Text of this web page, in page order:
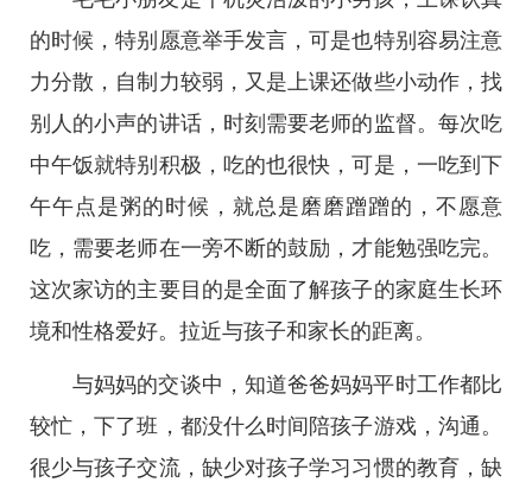
的时候，特别愿意举手发言，可是也特别容易注意
力分散，自制力较弱，又是上课还做些小动作，找
别人的小声的讲话，时刻需要老师的监督。每次吃
中午饭就特别积极，吃的也很快，可是，一吃到下
午午点是粥的时候，就总是磨磨蹭蹭的，不愿意
吃，需要老师在一旁不断的鼓励，才能勉强吃完。
这次家访的主要目的是全面了解孩子的家庭生长环
境和性格爱好。拉近与孩子和家长的距离。
与妈妈的交谈中，知道爸爸妈妈平时工作都比
较忙，下了班，都没什么时间陪孩子游戏，沟通。
很少与孩子交流，缺少对孩子学习习惯的教育，缺